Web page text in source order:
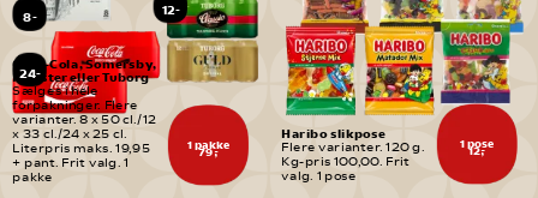
1 pose
12,-
Haribo slikpose
Flere varianter. 120 g.
Kg-pris 100,00. Frit
valg. 1 pose
1 pakke
79,-
Coca-Cola, Somersby,
Monster eller Tuborg
Sælges i hele
forpakninger. Flere
varianter. 8 x 50 cl./12
x 33 cl./24 x 25 cl.
Literpris maks. 19,95
+ pant. Frit valg. 1
pakke
12-
pak
24-
pak
8-
pak